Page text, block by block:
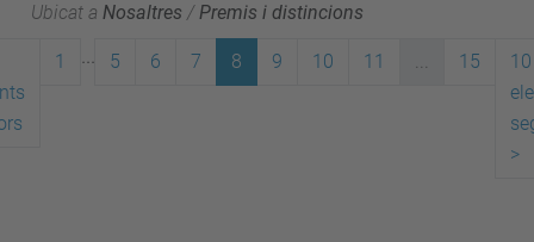
Ubicat a Nosaltres /Premis i distincions
1 5 6 7 8 9 10 11 ... 15
10
>